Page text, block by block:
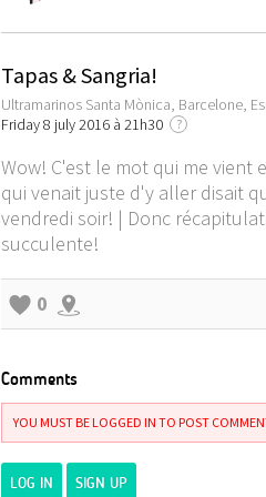
Tapas & Sangria!
Ultramarinos Santa Mònica, Barcelone,
Friday 8 july 2016 à 21h30
?
Wow! C'est le mot qui me
qui venait juste d'y aller disait
vendredi soir! | Donc
succulente!
0
Comments
YOU MUST BE LOGGED IN TO POST
LOG IN SIGN UP